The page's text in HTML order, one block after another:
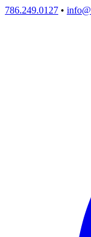
786.249.0127 •